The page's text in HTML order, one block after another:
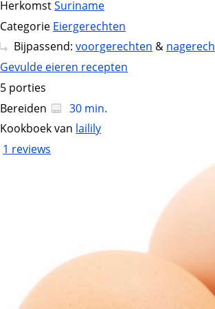
HerkomstSuriname
Categorie Eiergerechten
Bijpassend: voorgerechten &
Gevulde eieren recepten
5 porties
Bereiden
30 min.
Kookboek van lailily
1 reviews